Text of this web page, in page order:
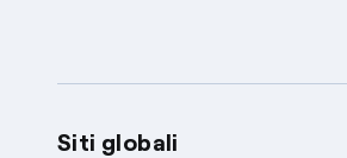
Siti globali